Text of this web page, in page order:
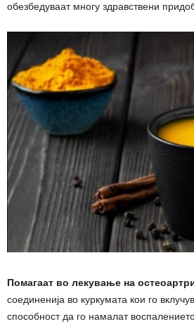
обезбедуваат многу здравствени
Помагаат во лекување на
соединенија во куркумата кои го
способност да го намалат